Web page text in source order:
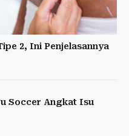
2, Ini Penjelasannya
Soccer Angkat Isu